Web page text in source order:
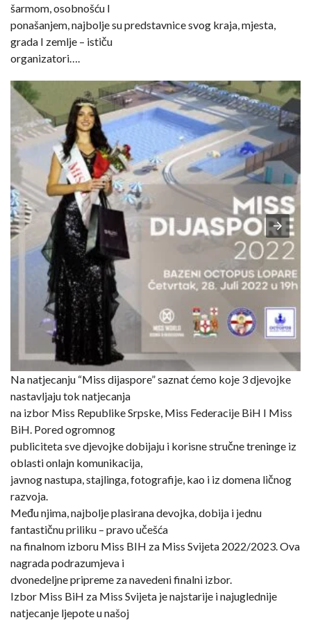
šarmom, osobnošću I
ponašanjem, najbolje su predstavnice svog kraja, mjesta,
grada I zemlje – ističu
organizatori….
Na natjecanju “Miss dijaspore” saznat ćemo koje 3 djevojke
nastavljaju tok natjecanja
na izbor Miss Republike Srpske, Miss Federacije BiH I Miss
BiH. Pored ogromnog
publiciteta sve djevojke dobijaju i korisne stručne treninge iz
oblasti onlajn komunikacija,
javnog nastupa, stajlinga, fotografije, kao i iz domena ličnog
razvoja.
Među njima, najbolje plasirana devojka, dobija i jednu
fantastičnu priliku – pravo učešća
na finalnom izboru Miss BIH za Miss Svijeta 2022/2023. Ova
nagrada podrazumjeva i
dvonedeljne pripreme za navedeni finalni izbor.
Izbor Miss BiH za Miss Svijeta je najstarije i najuglednije
natjecanje ljepote u našoj